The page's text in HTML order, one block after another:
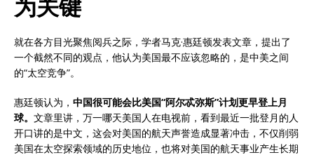
为关键
就在各方目光聚焦阅兵之际，学者马克·惠廷顿发表文章，提出了
一个截然不同的观点，他认为美国最不应该忽略的，是中美之间
的“太空竞争”。
惠廷顿认为， 中国很可能会比美国“阿尔忒弥斯”计划更早登上月
球。 文章里讲，万一哪天美国人在电视前，看到最近一批登月的人
开口讲的是中文，这会对美国的航天声誉造成显著冲击，不仅削弱
美国在太空探索领域的历史地位，也将对美国的航天事业产生长期